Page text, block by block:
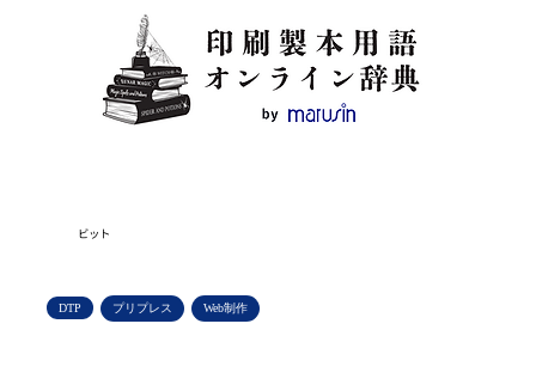
ビット
DTP プリプレス Web制作